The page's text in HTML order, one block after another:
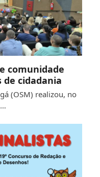
comunidade
de cidadania
(OSM) realizou, no